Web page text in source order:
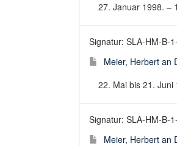
27. Januar 1998. –
Signatur: SLA-HM-B-
Meier, Herbert an
22. Mai bis 21. Juni
Signatur: SLA-HM-B-
Meier, Herbert an